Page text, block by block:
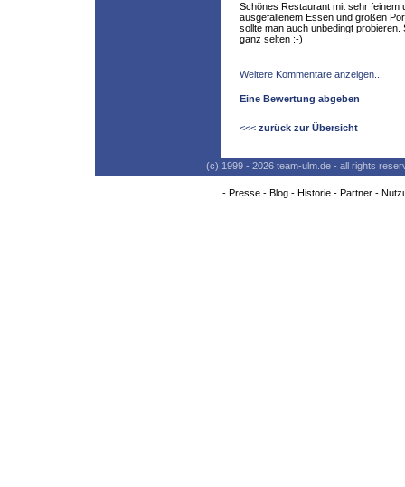
Schönes Restaurant mit sehr feinem
ausgefallenem Essen und großen
sollte man auch unbedingt probieren.
ganz selten :-)
Weitere Kommentare anzeigen...
Eine Bewertung abgeben
<<< zurück zur Übersicht
(c) 1999 - 2026 team-ulm.de - all rights
- Presse- Blog- Historie- Partner-